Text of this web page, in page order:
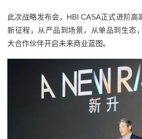
此次战略发布会，HBI CASA正式进阶高
新征程，从产品到场景，从单品到生态
大合作伙伴开启未来商业蓝图。